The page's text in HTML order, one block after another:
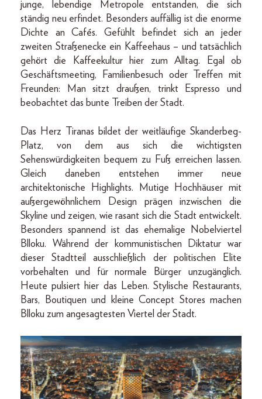
junge, lebendige Metropole entstanden, die sich
ständig neu erfindet. Besonders auffällig ist die enorme
Dichte an Cafés. Gefühlt befindet sich an jeder
zweiten Straßenecke ein Kaffeehaus – und tatsächlich
gehört die Kaffeekultur hier zum Alltag. Egal ob
Geschäftsmeeting, Familienbesuch oder Treffen mit
Freunden: Man sitzt draußen, trinkt Espresso und
beobachtet das bunte Treiben der Stadt.
Das Herz Tiranas bildet der weitläufige Skanderbeg-
Platz, von dem aus sich die wichtigsten
Sehenswürdigkeiten bequem zu Fuß erreichen lassen.
Gleich daneben entstehen immer neue
architektonische Highlights. Mutige Hochhäuser mit
außergewöhnlichem Design prägen inzwischen die
Skyline und zeigen, wie rasant sich die Stadt entwickelt.
Besonders spannend ist das ehemalige Nobelviertel
Blloku. Während der kommunistischen Diktatur war
dieser Stadtteil ausschließlich der politischen Elite
vorbehalten und für normale Bürger unzugänglich.
Heute pulsiert hier das Leben. Stylische Restaurants,
Bars, Boutiquen und kleine Concept Stores machen
Blloku zum angesagtesten Viertel der Stadt.